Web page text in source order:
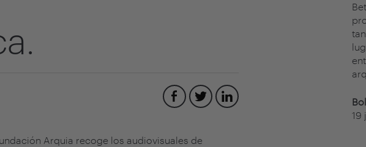
Arquia recoge los audiovisuales de
19